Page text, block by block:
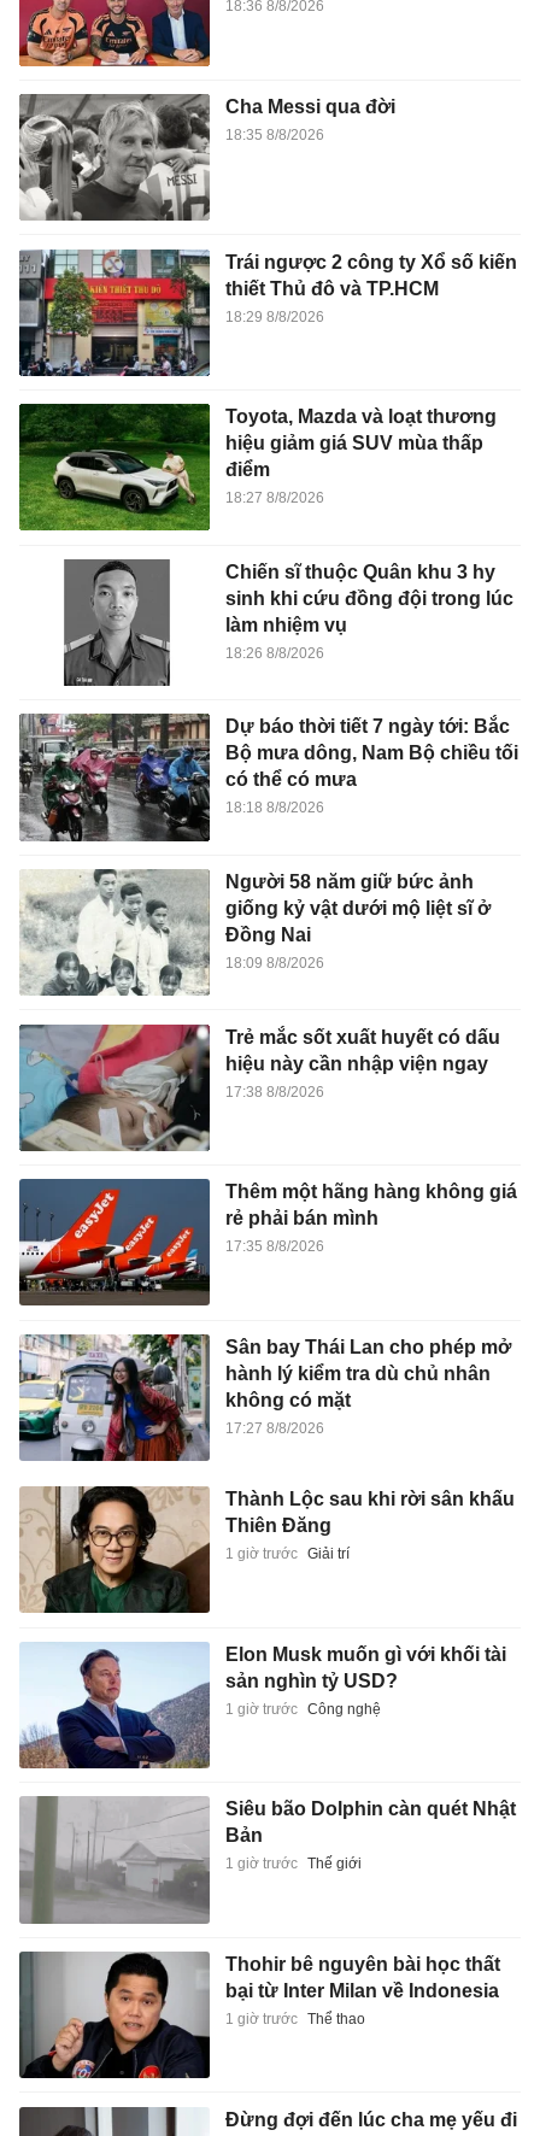
18:36 8/8/2026
Cha Messi qua đời
18:35 8/8/2026
Trái ngược 2 công ty Xổ số kiến
thiết Thủ đô và TP.HCM
18:29 8/8/2026
Toyota, Mazda và loạt thương
hiệu giảm giá SUV mùa thấp
điểm
18:27 8/8/2026
Chiến sĩ thuộc Quân khu 3 hy
sinh khi cứu đồng đội trong lúc
làm nhiệm vụ
18:26 8/8/2026
Dự báo thời tiết 7 ngày tới: Bắc
Bộ mưa dông, Nam Bộ chiều tối
có thể có mưa
18:18 8/8/2026
Người 58 năm giữ bức ảnh
giống kỷ vật dưới mộ liệt sĩ ở
Đồng Nai
18:09 8/8/2026
Trẻ mắc sốt xuất huyết có dấu
hiệu này cần nhập viện ngay
17:38 8/8/2026
Thêm một hãng hàng không giá
rẻ phải bán mình
17:35 8/8/2026
Sân bay Thái Lan cho phép mở
hành lý kiểm tra dù chủ nhân
không có mặt
17:27 8/8/2026
Thành Lộc sau khi rời sân khấu
Thiên Đăng
1 giờ trước Giải trí
Elon Musk muốn gì với khối tài
sản nghìn tỷ USD?
1 giờ trước Công nghệ
Siêu bão Dolphin càn quét Nhật
Bản
1 giờ trước Thế giới
Thohir bê nguyên bài học thất
bại từ Inter Milan về Indonesia
1 giờ trước Thể thao
Đừng đợi đến lúc cha mẹ yếu đi